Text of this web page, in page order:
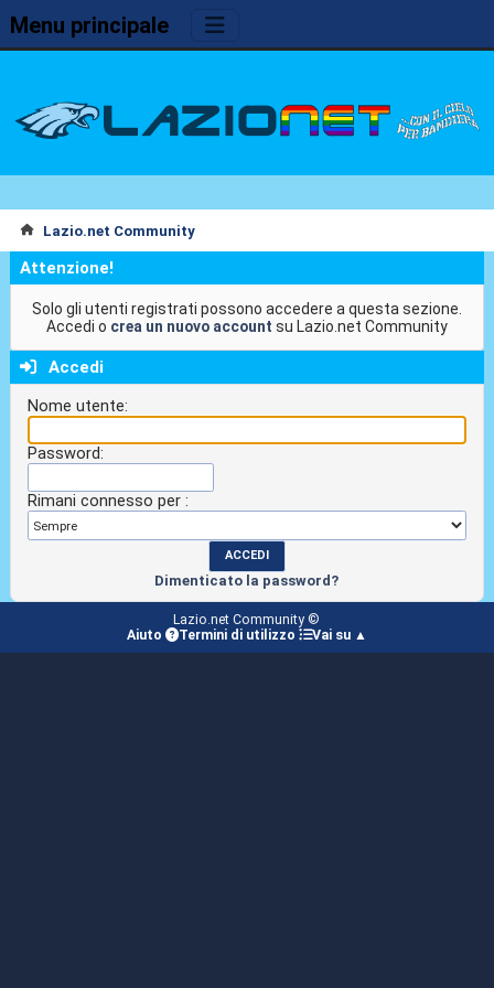
Menu principale
Lazio.net Community
Attenzione!
Solo gli utenti registrati possono accedere a questa sezione.
Accedi o crea un nuovo account su Lazio.net Community
Accedi
Nome utente:
Password:
Rimani connesso per :
Dimenticato la password?
Lazio.net Community ©
Aiuto
Termini di utilizzo Vai su ▲